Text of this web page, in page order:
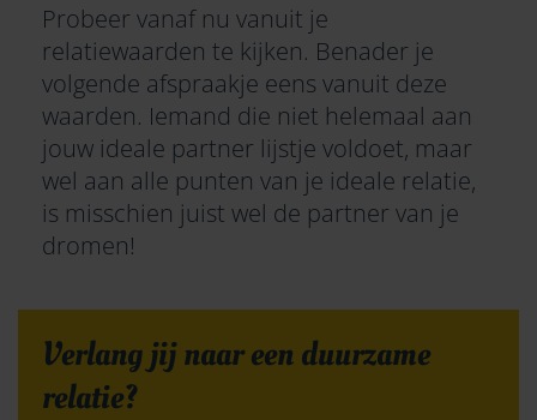
Probeer vanaf nu vanuit je
relatiewaarden te kijken. Benader je
volgende afspraakje eens vanuit deze
waarden. Iemand die niet helemaal aan
jouw ideale partner lijstje voldoet, maar
wel aan alle punten van je ideale relatie,
is misschien juist wel de partner van je
dromen!
Verlang jij naar een duurzame
relatie?